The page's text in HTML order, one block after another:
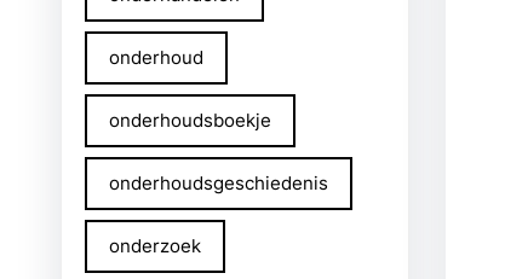
onderhoud
onderhoudsboekje
onderhoudsgeschiedenis
onderzoek